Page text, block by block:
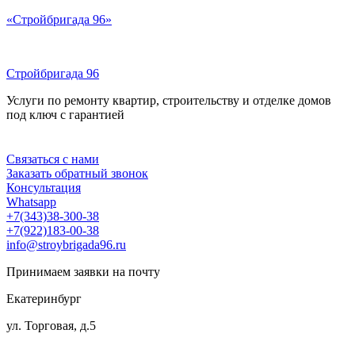
Перейти
«Стройбригада 96»
Стройбригада 96
Услуги по ремонту квартир, строительству и отделке домов
под ключ с гарантией
Связаться с нами
Заказать обратный звонок
Консультация
Whatsapp
+7(343)38-300-38
+7(922)183-00-38
info@stroybrigada96.ru
Принимаем заявки на почту
Екатеринбург
ул. Торговая, д.5